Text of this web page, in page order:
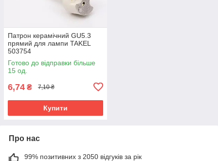
Патрон керамічний GU5.3
прямий для лампи TAKEL
503754
Готово до відправки більше
15 од.
6,74 ₴ 7,10 ₴
Купити
Про нас
99% позитивних з 2050 відгуків за рік